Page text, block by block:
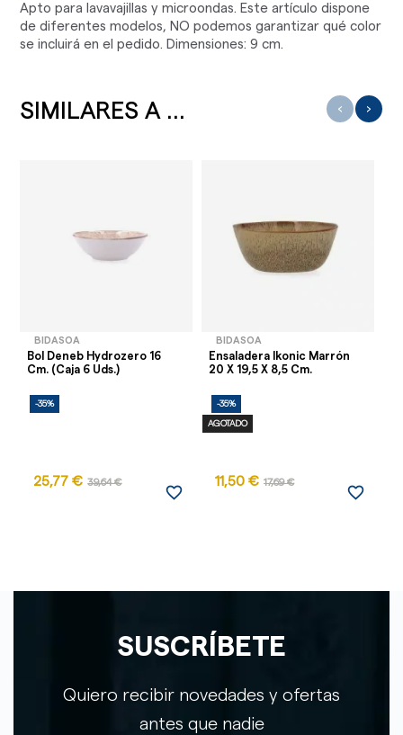
Apto para lavavajillas y microondas. Este artículo dispone
de diferentes modelos, NO podemos garantizar qué color
se incluirá en el pedido. Dimensiones: 9 cm.
SIMILARES A ...
BIDASOA
Bol Deneb Hydrozero 16
Cm. (Caja 6 Uds.)
-35%
25,77 € 39,64 €
favorite_border
BIDASOA
Ensaladera Ikonic Marrón
20 X 19,5 X 8,5 Cm.
-35%
AGOTADO
11,50 € 17,69 €
favorite_border
‹ ›
SUSCRÍBETE
Quiero recibir novedades y ofertas
antes que nadie